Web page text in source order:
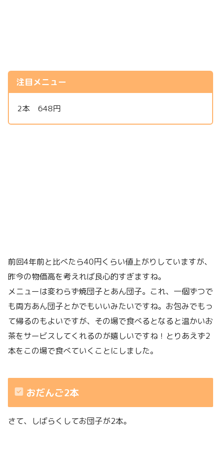
注目メニュー
2本 648円
前回4年前と比べたら40円くらい値上がりしていますが、
昨今の物価高を考えれば良心的すぎますね。
メニューは変わらず焼団子とあん団子。これ、一個ずつで
も両方あん団子とかでもいいみたいですね。お包みでもっ
て帰るのもよいですが、その場で食べるとなると温かいお
茶をサービスしてくれるのが嬉しいですね！とりあえず2
本をこの場で食べていくことにしました。
おだんご2本
さて、しばらくしてお団子が2本。